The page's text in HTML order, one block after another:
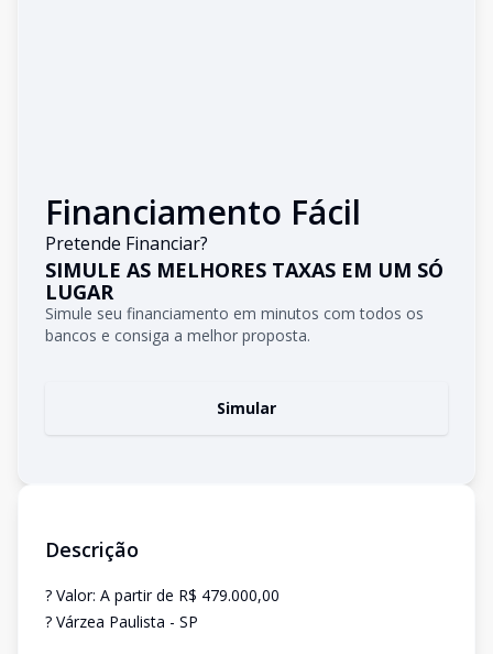
Financiamento Fácil
Pretende Financiar?
SIMULE AS MELHORES TAXAS EM UM SÓ
LUGAR
Simule seu financiamento em minutos com todos os
bancos e consiga a melhor proposta.
Simular
Descrição
? Valor: A partir de R$ 479.000,00
? Várzea Paulista - SP